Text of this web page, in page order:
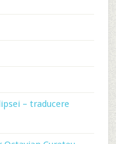
– traducere